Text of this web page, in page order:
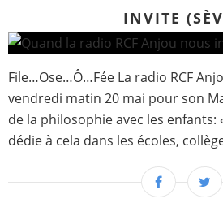
INVITE
File…Ose…Ô…Fée La radio RCF
vendredi matin 20 mai pour son
de la philosophie avec les enfants:
dédie à cela dans les écoles,